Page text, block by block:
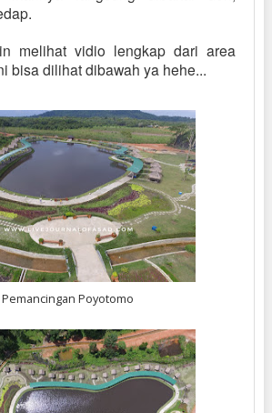
melihat vidio lengkap dari area
bisa dilihat dibawah ya hehe...
Pemancingan Poyotomo